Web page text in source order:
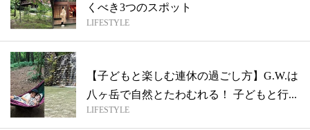
くべき3つのスポット
LIFESTYLE
【子どもと楽しむ連休の過ごし方】G.W.は
八ヶ岳で自然とたわむれる！ 子どもと行...
LIFESTYLE